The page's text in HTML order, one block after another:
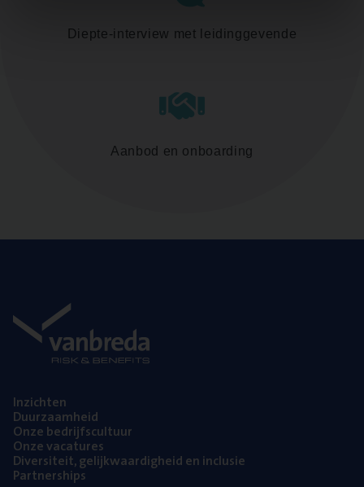
Diepte-interview met leidinggevende
Aanbod en onboarding
Inzich­ten
Duur­zaam­heid
Onze bedrijfs­cul­tuur
Onze vaca­tu­res
Diver­si­teit, gelijk­waar­dig­heid en inclusie
Part­ner­ships